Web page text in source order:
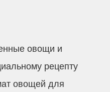
овощи и
рецепту
овощей для